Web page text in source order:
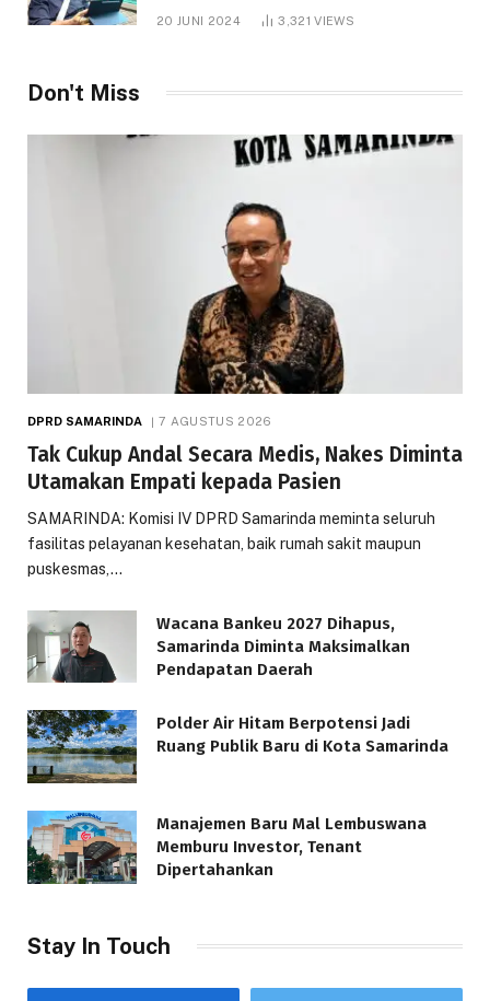
1.000 Hektare
20 JUNI 2024 3,321VIEWS
Don't Miss
DPRD SAMARINDA 7 AGUSTUS 2026
Tak Cukup Andal Secara Medis, Nakes Diminta
Utamakan Empati kepada Pasien
SAMARINDA: Komisi IV DPRD Samarinda meminta seluruh
fasilitas pelayanan kesehatan, baik rumah sakit maupun
puskesmas,…
Wacana Bankeu 2027 Dihapus,
Samarinda Diminta Maksimalkan
Pendapatan Daerah
Polder Air Hitam Berpotensi Jadi
Ruang Publik Baru di Kota Samarinda
Manajemen Baru Mal Lembuswana
Memburu Investor, Tenant
Dipertahankan
Stay In Touch